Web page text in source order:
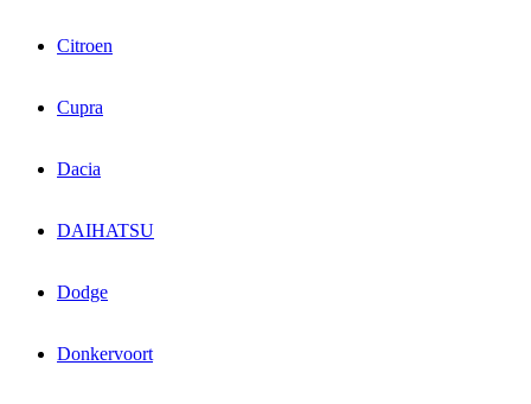
Citroen
Cupra
Dacia
DAIHATSU
Dodge
Donkervoort